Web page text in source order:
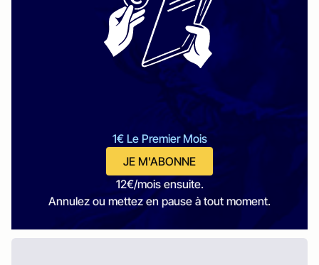
1€ Le Premier Mois
JE M'ABONNE
12€/mois ensuite.
Annulez ou mettez en pause à tout moment.